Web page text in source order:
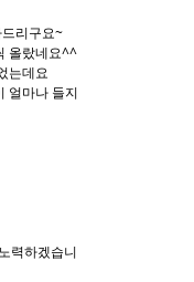
리구요~
올랐네요^^
는데요
얼마나 들지
력하겠습니
케치북5
케치북5